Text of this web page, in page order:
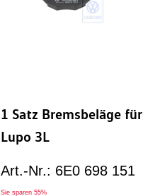
1 Satz Bremsbeläge für
Lupo 3L
Art.-Nr.: 6E0 698 151
Sie sparen 55%